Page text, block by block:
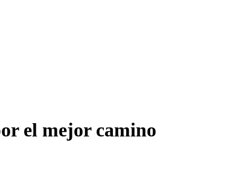
el mejor camino